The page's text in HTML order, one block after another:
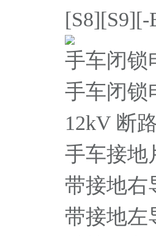
[S8][S9][-
手车闭锁
手车闭锁
12kV 断
手车接地
带接地右
带接地左